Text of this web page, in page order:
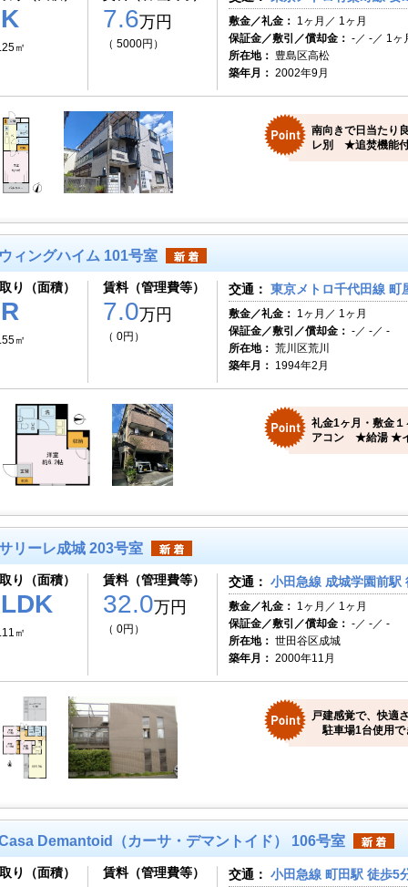
㎡
7.6万円
（ 5000円）
敷金／礼金： 1ヶ月／ 1ヶ月
保証金／敷引／償却金： -／ -／ 1ヶ
所在地： 豊島区高松
築年月： 2002年9月
南向きで日当た
レ別 ★追焚機能
ィングハイム 101号室
り（面積）
㎡
賃料（管理費等）
7.0万円
（ 0円）
交通： 東京メトロ千代田線 町
敷金／礼金： 1ヶ月／ 1ヶ月
保証金／敷引／償却金： -／ -／ -
所在地： 荒川区荒川
築年月： 1994年2月
礼金1ヶ月・敷金
アコン ★給湯 ★イ
リーレ成城 203号室
り（面積）
㎡
賃料（管理費等）
32.0万円
（ 0円）
交通： 小田急線 成城学園前駅
敷金／礼金： 1ヶ月／ 1ヶ月
保証金／敷引／償却金： -／ -／ -
所在地： 世田谷区成城
築年月： 2000年11月
戸建感覚で、快適
駐車場1台使用
Demantoid（カーサ・デマントイド） 106号室
り（面積） 賃料（管理費等） 交通： 小田急線 町田駅 徒歩5